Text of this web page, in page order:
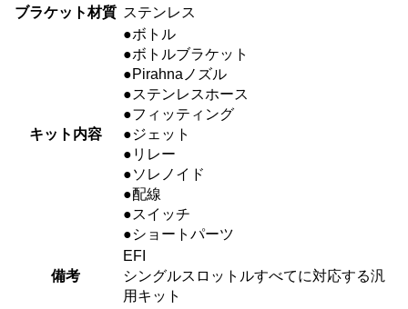
ブラケット材質 ステンレス
キット内容
●ボトル
●ボトルブラケット
●Pirahnaノズル
●ステンレスホース
●フィッティング
●ジェット
●リレー
●ソレノイド
●配線
●スイッチ
●ショートパーツ
備考
EFI
シングルスロットルすべてに対応する汎
用キット